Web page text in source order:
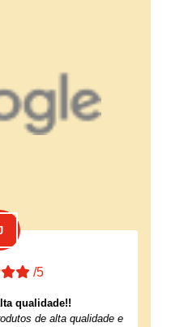
/5
qualidade!!
de alta qualidade e